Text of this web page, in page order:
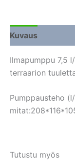
Kuvaus
Ilmapumppu 7,5
terraarion
Pumppausteho
Tutustu myös